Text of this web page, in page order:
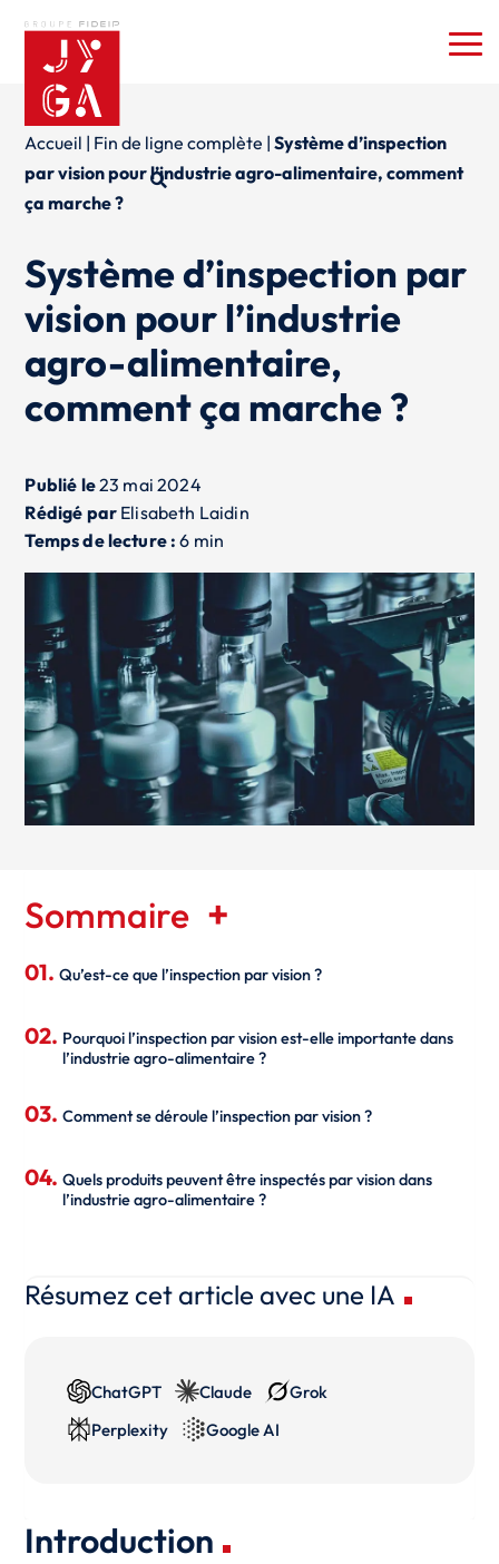
Accueil | Fin de ligne complète |Système d’inspection
par vision pour l’industrie agro-alimentaire, comment
ça marche ?
Système d’inspection par
vision pour l’industrie
agro-alimentaire,
comment ça marche ?
Publié le23 mai 2024
Rédigé par Elisabeth Laidin
Temps de lecture :6 min
Sommaire
Résumez cet article avec une IA
ChatGPT Claude
Grok
Perplexity
Google AI
Qu’est-ce que l’inspection par vision ?
Pourquoi l’inspection par vision est-elle importante dans
l’industrie agro-alimentaire ?
Comment se déroule l’inspection par vision ?
Quels produits peuvent être inspectés par vision dans
l’industrie agro-alimentaire ?
Introduction